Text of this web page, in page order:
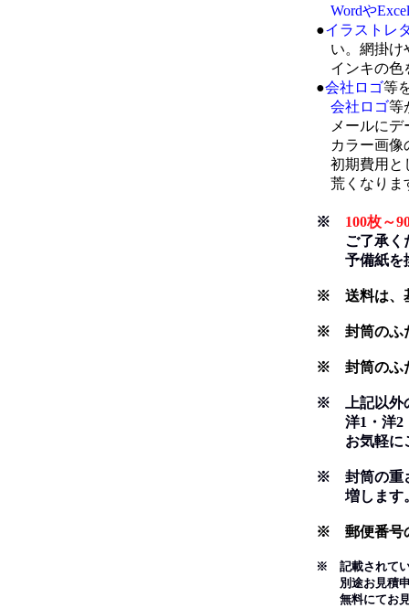
Wordや
●イラストレ
い。網掛け
インキの色
●会社ロゴ等
会社ロゴ等
メールにデ
カラー画像
初期費用と
荒くなりま
※ 100枚～
ご了承くだ
予備紙を換
※ 送料は、
※ 封筒のふ
※ 封筒のふた
※ 上記以外
洋1・洋2・
お気軽に
※ 封筒の重
増します
※ 郵便番号
※ 記載されてい
別途お見積申
無料にてお見